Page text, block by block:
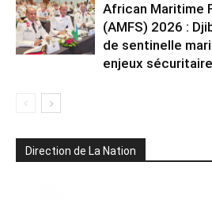
African Maritime
(AMFS) 2026 :
de sentinelle
enjeux
Direction de La Nation